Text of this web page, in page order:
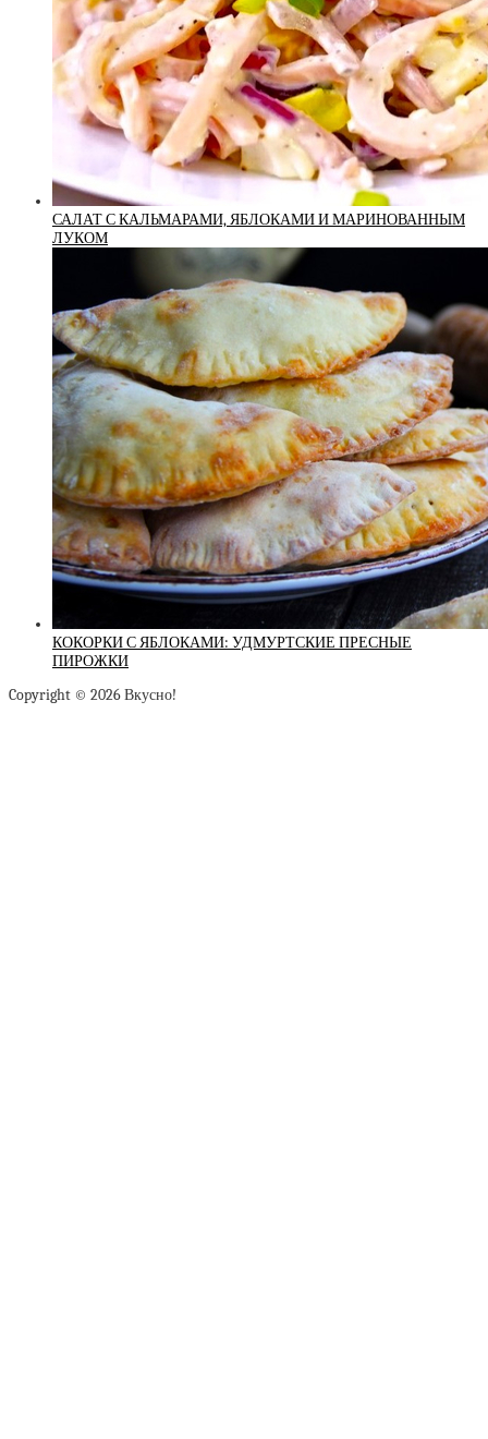
САЛАТ С КАЛЬМАРАМИ, ЯБЛОКАМИ И МАРИНОВАННЫМ
ЛУКОМ
КОКОРКИ С ЯБЛОКАМИ: УДМУРТСКИЕ ПРЕСНЫЕ
ПИРОЖКИ
Copyright © 2026 Вкусно!